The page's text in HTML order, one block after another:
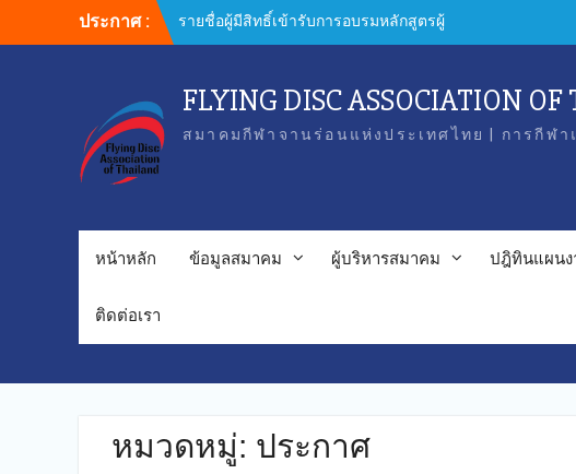
ประกาศ :
รายชื่อผู้มีสิทธิ์เข้ารับการอบรมหลักสูตรผู้
ฝึกสอน
FLYING DISC ASSOCIATION
สมาคมกีฬาจานร่อนแห่งประเทศไทย | การกีฬา
หน้าหลัก ข้อมูลสมาคม ผู้บริหารสมาคม ปฎิทินแผนง
ติดต่อเรา
หมวดหมู่: ประกาศ